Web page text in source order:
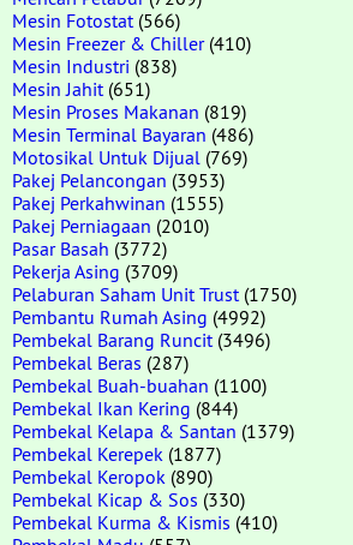
Mesin Fotostat (566)
Mesin Freezer & Chiller(410)
Mesin Industri (838)
Mesin Jahit (651)
Mesin Proses Makanan (819)
Mesin Terminal Bayaran (486)
Motosikal Untuk Dijual (769)
Pakej Pelancongan (3953)
Pakej Perkahwinan (1555)
Pakej Perniagaan (2010)
Pasar Basah (3772)
Pekerja Asing (3709)
Pelaburan Saham Unit Trust (1750)
Pembantu Rumah Asing (4992)
Pembekal Barang Runcit (3496)
Pembekal Beras (287)
Pembekal Buah-buahan (1100)
Pembekal Ikan Kering (844)
Pembekal Kelapa & Santan (1379)
Pembekal Kerepek (1877)
Pembekal Keropok (890)
Pembekal Kicap & Sos (330)
Pembekal Kurma & Kismis (410)